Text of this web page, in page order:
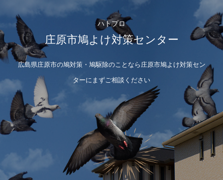
ハトプロ
庄原市鳩よけ対策センター
広島県庄原市の鳩対策・鳩駆除のことなら庄原市鳩よけ対策セン
ターにまずご相談ください